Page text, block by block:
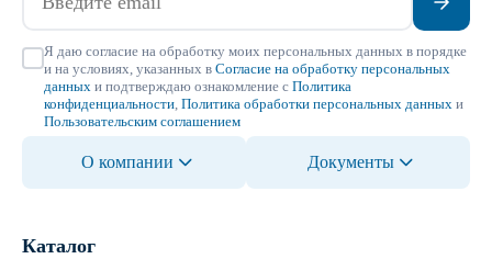
Я даю согласие на обработку моих персональных данных в порядке
и на условиях, указанных в Согласие на обработку персональных
данных и подтверждаю ознакомление с Политика
конфиденциальности Политика обработки персональных данных и
Пользовательским соглашением
О компании Документы
Каталог